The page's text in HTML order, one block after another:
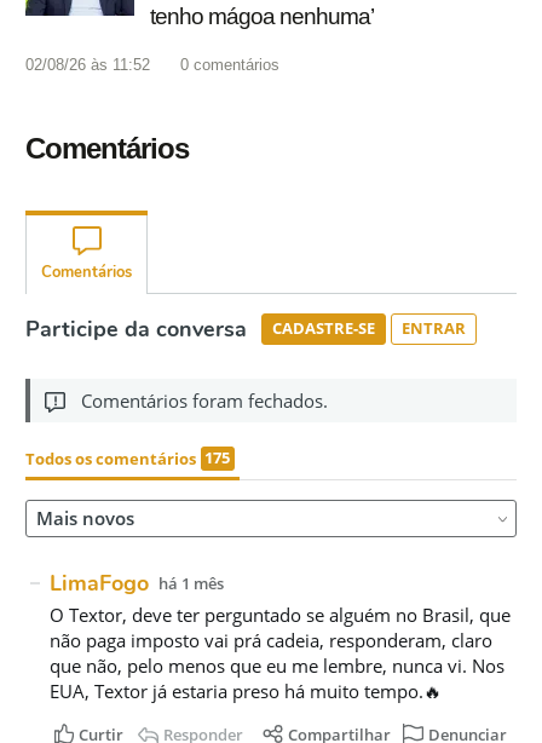
tenho mágoa nenhuma’
02/08/26 às 11:52 0 comentários
Comentários